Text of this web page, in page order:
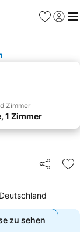
Favoriten
Zimmer
1 Zimmer
Teilen
zu sehen
zu sehen